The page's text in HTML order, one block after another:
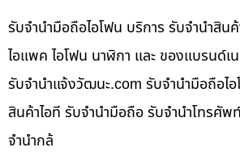
รับจำนำมือถือไอโฟน บริการ รับจำนำสิน
ไอแพค ไอโฟน นาฬิกา และ ของแบรนด์เ
รับจํานําแจ้งวัฒนะ.com รับจำนำมือถือไ
สินค้าไอที รับจำนำมือถือ รับจำนำโทรศัพ
จำนำกล้